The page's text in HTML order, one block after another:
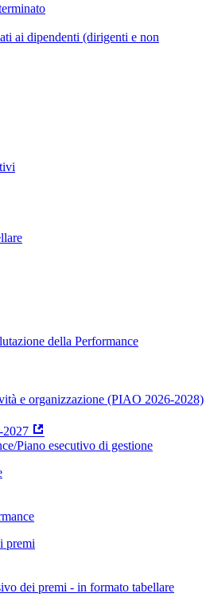
ai dipendenti (dirigenti e non
della Performance
e organizzazione (PIAO 2026-2028)
Piano esecutivo di gestione
premi
dei premi - in formato tabellare